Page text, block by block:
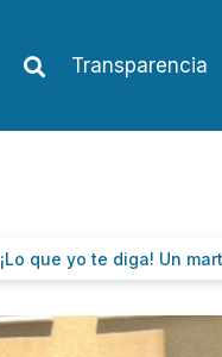
Transparencia
¡Lo que yo te diga! Un